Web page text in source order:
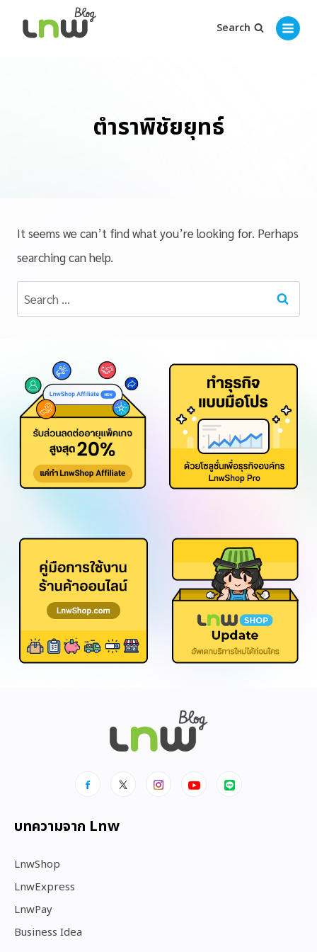
Search
ตำราพิชัยยุทธ์
It seems we can’t find what you’re looking for. Perhaps
searching can help.
บทความจาก Lnw
LnwShop
LnwExpress
LnwPay
Business Idea